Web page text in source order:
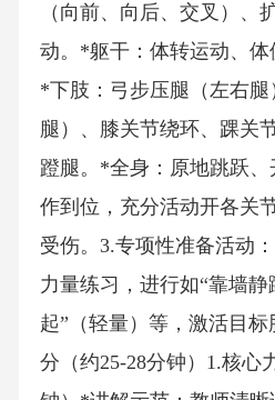
（向前、向后、交叉）、
动。*躯干：体转运动、体
*下肢：弓步压腿（左右
腿）、膝关节绕环、踝关
蹬腿。*全身：原地跳跃
作到位，充分活动开各关
受伤。3.专项性准备活动
力量练习，进行如“靠墙静
起”（轻量）等，激活目
分（约25-28分钟）1.核心